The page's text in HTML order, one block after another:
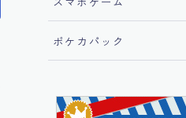
ポケカパック